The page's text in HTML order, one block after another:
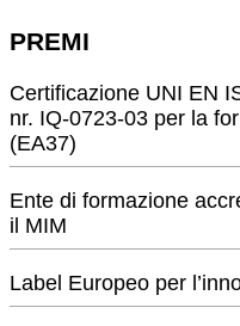
PREMI
Certificazione UNI EN
nr. IQ-0723-03 per la
(EA37)
Ente di formazione
il MIM
Label Europeo per